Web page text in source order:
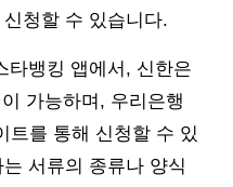
청할 수 있습니다.
타뱅킹 앱에서, 신한은
가능하며, 우리은행
트를 통해 신청할 수 있
서류의 종류나 양식